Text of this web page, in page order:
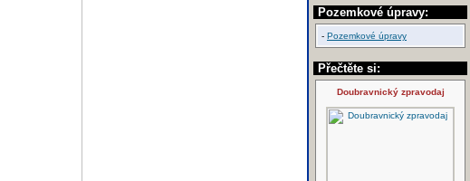
Pozemkové úpravy:
- Pozemkové úpravy
Přečtěte si:
Doubravnický zpravodaj